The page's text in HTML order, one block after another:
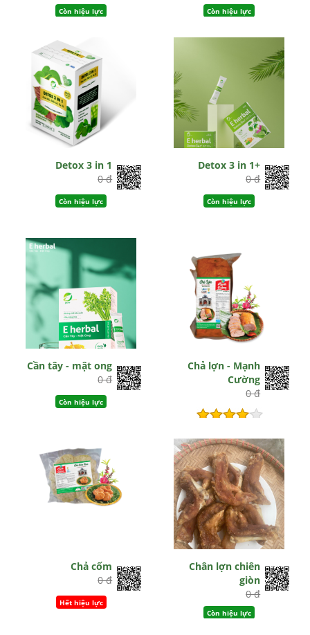
Còn hiệu lực Còn hiệu lực
Detox 3 in 1
0 đ
Còn hiệu lực
Detox 3 in 1+
0 đ
Còn hiệu lực
Cần tây - mật ong
0 đ
Còn hiệu lực
Chả lợn - Mạnh
Cường
0 đ
Chả cốm
0 đ
Hết hiệu lực
Chân lợn chiên
giòn
0 đ
Còn hiệu lực